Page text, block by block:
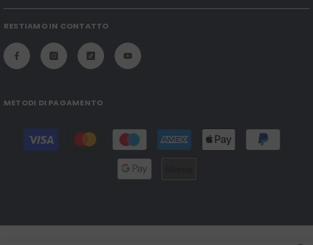
RESTIAMO IN CONTATTO
METODI DI PAGAMENTO
Modalità
pagamento